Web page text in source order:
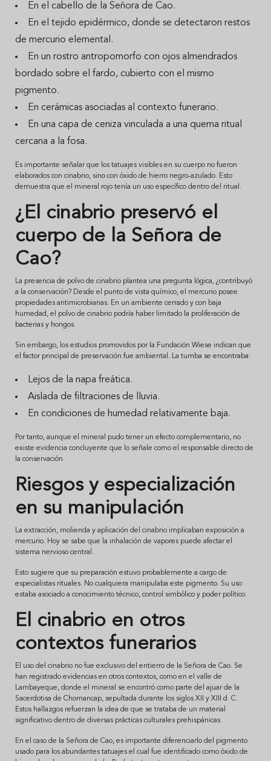
En el cabello de la Señora de Cao.
En el tejido epidérmico, donde se detectaron restos
de mercurio elemental.
En un rostro antropomorfo con ojos almendrados
bordado sobre el fardo, cubierto con el mismo
pigmento.
En cerámicas asociadas al contexto funerario.
En una capa de ceniza vinculada a una quema ritual
cercana a la fosa.
Es importante señalar que los tatuajes visibles en su cuerpo no fueron
elaborados con cinabrio, sino con óxido de hierro negro-azulado. Esto
demuestra que el mineral rojo tenía un uso específico dentro del ritual.
¿El cinabrio preservó el
cuerpo de la Señora de
Cao?
La presencia de polvo de cinabrio plantea una pregunta lógica, ¿contribuyó
a la conservación? Desde el punto de vista químico, el mercurio posee
propiedades antimicrobianas. En un ambiente cerrado y con baja
humedad, el polvo de cinabrio podría haber limitado la proliferación de
bacterias y hongos.
Sin embargo, los estudios promovidos por la Fundación Wiese indican que
el factor principal de preservación fue ambiental. La tumba se encontraba:
Lejos de la napa freática.
Aislada de filtraciones de lluvia.
En condiciones de humedad relativamente baja.
Por tanto, aunque el mineral pudo tener un efecto complementario, no
existe evidencia concluyente que lo señale como el responsable directo de
la conservación.
Riesgos y especialización
en su manipulación
La extracción, molienda y aplicación del cinabrio implicaban exposición a
mercurio. Hoy se sabe que la inhalación de vapores puede afectar el
sistema nervioso central.
Esto sugiere que su preparación estuvo probablemente a cargo de
especialistas rituales. No cualquiera manipulaba este pigmento. Su uso
estaba asociado a conocimiento técnico, control simbólico y poder político.
El cinabrio en otros
contextos funerarios
El uso del cinabrio no fue exclusivo del entierro de la Señora de Cao. Se
han registrado evidencias en otros contextos, como en el valle de
Lambayeque, donde el mineral se encontró como parte del ajuar de la
Sacerdotisa de Chornancap, sepultada durante los siglos XII y XIII d. C.
Estos hallazgos refuerzan la idea de que se trataba de un material
significativo dentro de diversas prácticas culturales prehispánicas.
En el caso de la Señora de Cao, es importante diferenciarlo del pigmento
usado para los abundantes tatuajes el cual fue identificado como óxido de